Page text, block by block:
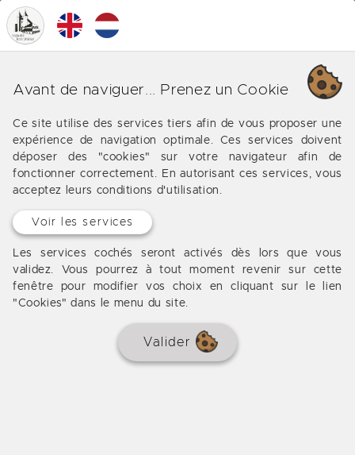
Nos différentes affaires sur
Les offres de notre agence immobilière vers
Mérignac
Aucun bien à afficher
Avant de naviguer... Prenez un Cookie
Ce site utilise des services tiers afin de vous proposer une
expérience de navigation optimale. Ces services doivent
déposer des "cookies" sur votre navigateur afin de
fonctionner correctement. En autorisant ces services, vous
acceptez leurs conditions d'utilisation.
Voir les services
Les services cochés seront activés dès lors que vous
validez. Vous pourrez à tout moment revenir sur cette
fenêtre pour modifier vos choix en cliquant sur le lien
"Cookies" dans le menu du site.
Valider